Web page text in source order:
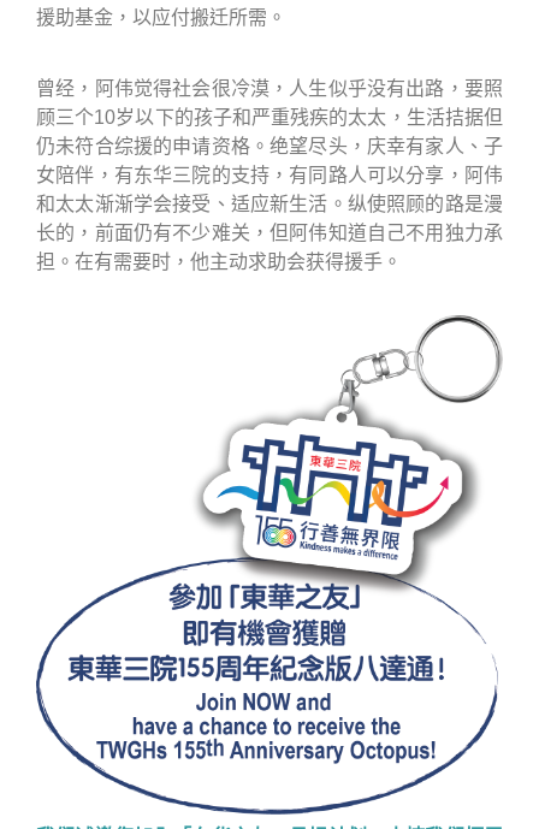
援助基金，以应付搬迁所需。
曾经，阿伟觉得社会很冷漠，人生似乎没有出路，要照
顾三个10岁以下的孩子和严重残疾的太太，生活拮据但
仍未符合综援的申请资格。绝望尽头，庆幸有家人、子
女陪伴，有东华三院的支持，有同路人可以分享，阿伟
和太太渐渐学会接受、适应新生活。纵使照顾的路是漫
长的，前面仍有不少难关，但阿伟知道自己不用独力承
担。在有需要时，他主动求助会获得援手。